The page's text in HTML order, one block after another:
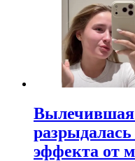
Вылечившая
эффекта от